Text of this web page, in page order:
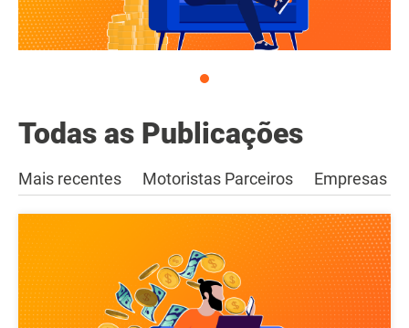
Todas as Publicações
Mais recentes Motoristas Parceiros Empresas